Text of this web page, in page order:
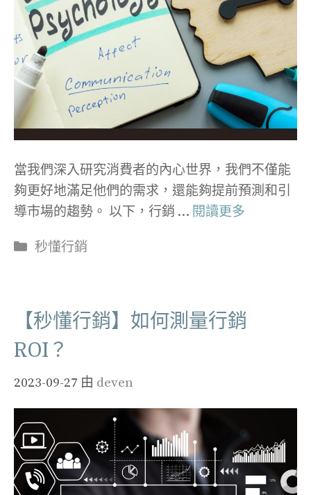
當我們深入研究消費者的內心世界，我們不僅能
夠更好地滿足他們的需求，還能夠提前預測和引
導市場的趨勢。 以下，行銷 … 閱讀更多
分
秒懂行銷
【秒懂行銷】如何測量行銷
ROI？
2023-09-27 由 deven